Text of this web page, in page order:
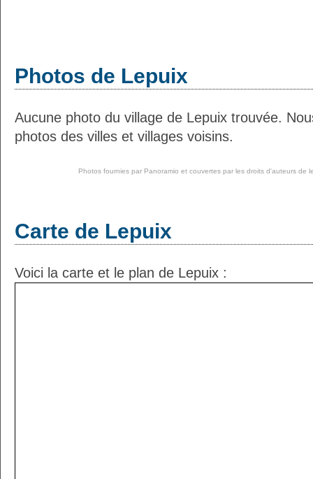
Photos de Lepuix
Aucune photo du village de Lepuix trouvée.
photos des villes et villages voisins.
Photos fournies par Panoramio et couvertes par les droits d'auteurs de
Carte de Lepuix
Voici la carte et le plan de Lepuix :